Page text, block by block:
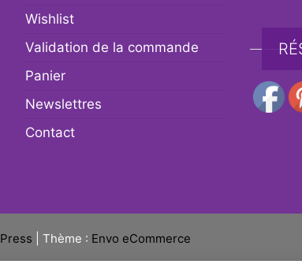
Wishlist
Validation de la commande
Panier
Newslettres
Contact
Thème : Envo eCommerce